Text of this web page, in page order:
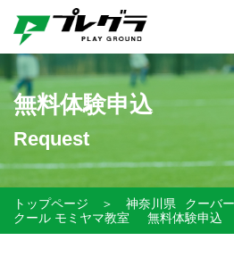
無料体験申込
Request
トップページ ＞ 神奈川県
クーバ
クール モミヤマ教室
無料体験申込